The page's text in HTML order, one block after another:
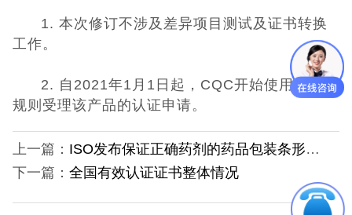
CQC认证
十环能效认证
环保节能认证
ROHS认证
1. 本次修订不涉及差异项目测试及证书转换
工作。
2. 自2021年1月1日起，CQC开始使用修订后
规则受理该产品的认证申请。
上一篇： ISO发布保证正确药剂的药品包装条形码规范
下一篇： 全国有效认证证书整体情况